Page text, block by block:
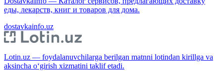
еды, лекарств, книг и товаров для дома.
dostavkainfo.uz
Lotin.uz — foydalanuvchilarga berilgan matnni lotindan kirillga va
aksincha o‘girish xizmatini taklif etadi.